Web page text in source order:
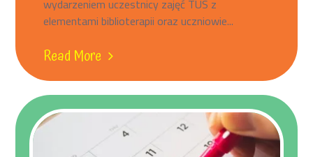
wydarzeniem uczestnicy zajęć TUS z
elementami biblioterapii oraz uczniowie...
Read More